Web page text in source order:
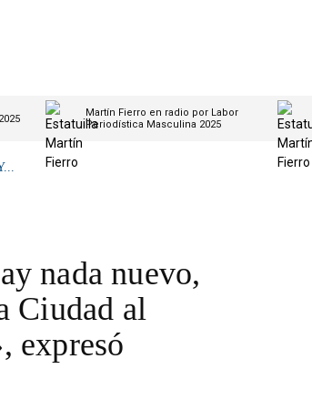
Martín Fierro en radio por Labor
Periodística Masculina 2025
nada nuevo,
Ciudad al
expresó